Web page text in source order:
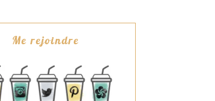
Me rejoindre